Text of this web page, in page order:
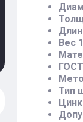
Вес
Тип